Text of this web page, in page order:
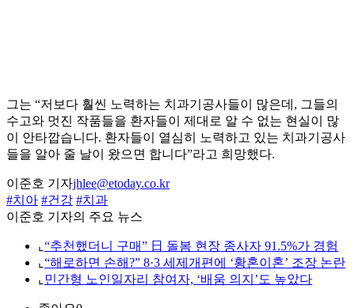
그는 “저보다 훨씬 노력하는 치과기공사들이 많은데, 그들의
수고와 멋진 작품들을 환자들이 제대로 알 수 없는 현실이 많
이 안타깝습니다. 환자들이 열심히 노력하고 있는 치과기공사
들을 알아 줄 날이 왔으면 합니다”라고 희망했다.
이준호 기자jhlee@etoday.co.kr
#치아 #건강 #치과
이준호 기자의 주요 뉴스
⌞ “추천했더니 구매” 日 돌봄 현장 종사자 91.5%가 경험
⌞ “해로하면 손해?” 8·3 세제개편에 ‘황혼이혼’ 조장 논란
⌞ 민간형 노인일자리 참여자, ‘배움 의지’도 높았다